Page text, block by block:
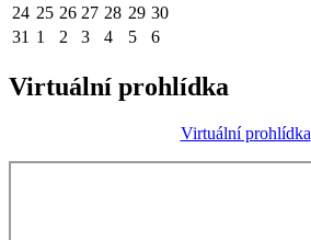
24 25 26 27 28 29 30
31 1 2 3 4 5 6
Virtuální prohlídka
Virtuální prohlídka